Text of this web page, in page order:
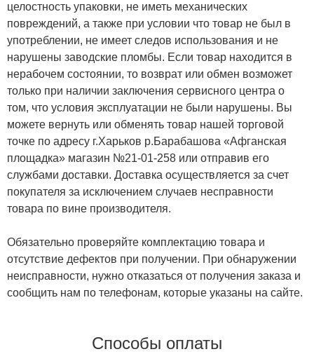
целостность упаковки, не иметь механических
повреждений, а также при условии что товар не был в
употреблении, не имеет следов использования и не
нарушены заводские пломбы. Если товар находится в
нерабочем состоянии, то возврат или обмен возможет
только при наличии заключения сервисного центра о
том, что условия эксплуатации не были нарушены. Вы
можете вернуть или обменять товар нашей торговой
точке по адресу г.Харьков р.Барабашова «Афганская
площадка» магазин №21-01-258 или отправив его
службами доставки. Доставка осуществляется за счет
покупателя за исключением случаев несправности
товара по вине производителя.
Обязательно проверяйте комплектацию товара и
отсутствие дефектов при получении. При обнаружении
неисправности, нужно отказаться от получения заказа и
сообщить нам по телефонам, которые указаны на сайте.
Способы оплаты